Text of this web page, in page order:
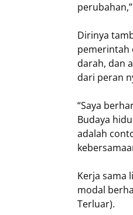
Dirinya
pemerintah
darah, dan
dari peran
“Saya
Budaya
adalah
Kerja sama
modal
Terluar).